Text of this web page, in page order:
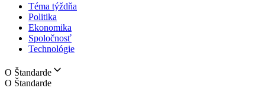
Téma týždňa
Politika
Ekonomika
Spoločnosť
Technológie
O Štandarde
O Štandarde